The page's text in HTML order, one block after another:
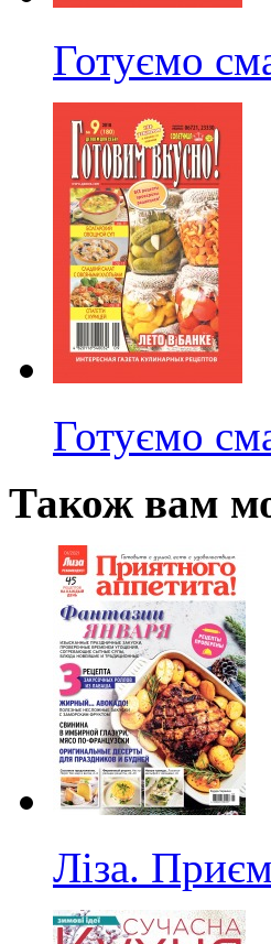
Готуємо
Готуємо
Також вам
Ліза.